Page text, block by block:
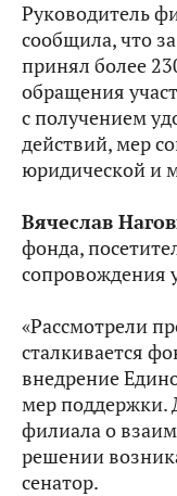
Руководитель
сообщила, что
принял более
обращения
с получением
действий, мер
юридической и
Вячеслав
фонда,
сопровождения
«Рассмотрели
сталкивается
внедрение
мер поддержки.
филиала о
решении
сенатор.